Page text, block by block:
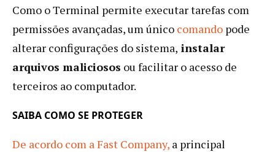
Como o Terminal permite executar tarefas com
permissões avançadas, um único comando pode
alterar configurações do sistema, instalar
arquivos maliciosos ou facilitar o acesso de
terceiros ao computador.
SAIBA COMO SE PROTEGER
De acordo com a Fast Company, a principal